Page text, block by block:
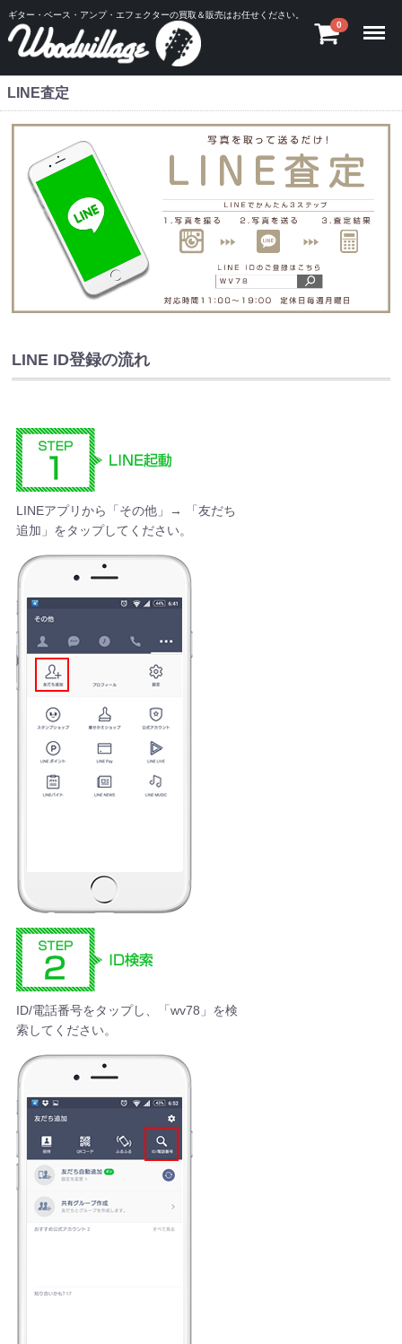
ギター・ベース・アンプ・エフェクターの買取＆販売はお任せください。
0
LINE査定
LINE ID登録の流れ
LINEアプリから「その他」→ 「友だち
追加」をタップしてください。
ID/電話番号をタップし、「wv78」を検
索してください。